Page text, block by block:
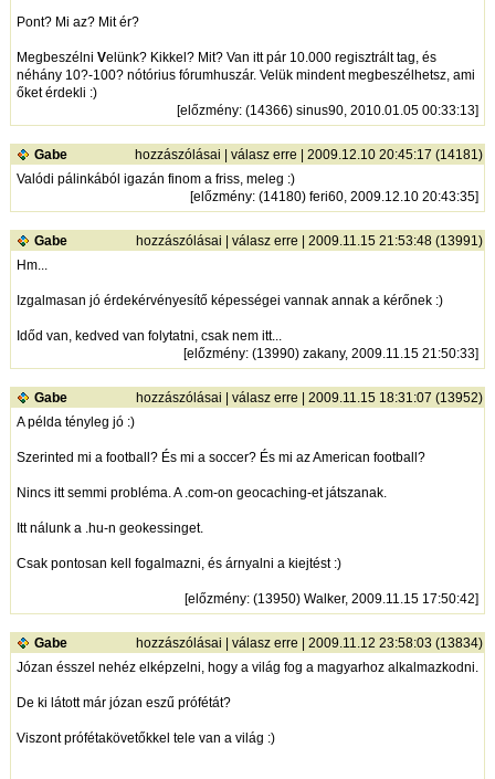
Pont? Mi az? Mit ér?
MegbeszélniVelünk? Kikkel? Mit? Van itt pár 10.000 regisztrált tag, és
néhány 10?-100? nótórius fórumhuszár. Velük mindent megbeszélhetsz, ami
őket érdekli :)
[előzmény: (14366) sinus90, 2010.01.05 00:33:13]
Gabe hozzászólásai |válasz erre | 2009.12.10 20:45:17 (14181)
Valódi pálinkából igazán finom a friss, meleg :)
[előzmény: (14180) feri60, 2009.12.10 20:43:35]
Gabe hozzászólásai |válasz erre | 2009.11.15 21:53:48 (13991)
Hm...
Izgalmasan jó érdekérvényesítő képességei vannak annak a kérőnek :)
Időd van, kedved van folytatni, csak nem itt...
[előzmény: (13990) zakany, 2009.11.15 21:50:33]
Gabe hozzászólásai |válasz erre | 2009.11.15 18:31:07 (13952)
A példa tényleg jó :)
Szerinted mi a football? És mi a soccer? És mi az American football?
Nincs itt semmi probléma. A .com-on geocaching-et játszanak.
Itt nálunk a .hu-n geokessinget.
Csak pontosan kell fogalmazni, és árnyalni a kiejtést :)
[előzmény: (13950) Walker, 2009.11.15 17:50:42]
Gabe hozzászólásai |válasz erre | 2009.11.12 23:58:03 (13834)
Józan ésszel nehéz elképzelni, hogy a világ fog a magyarhoz alkalmazkodni.
De ki látott már józan eszű prófétát?
Viszont prófétakövetőkkel tele van a világ :)